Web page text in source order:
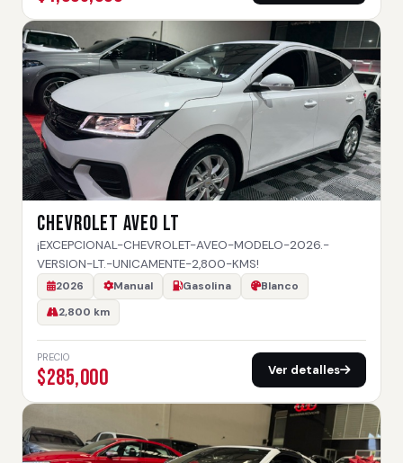
CHEVROLET AVEO LT
¡EXCEPCIONAL-CHEVROLET-AVEO-MODELO-2026.-
VERSION-LT.-UNICAMENTE-2,800-KMS!
2026 Manual Gasolina
Blanco
2,800 km
PRECIO
$285,000 Ver detalles